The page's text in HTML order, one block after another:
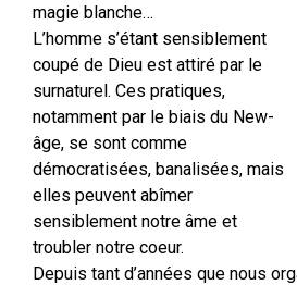
magie blanche…
L’homme s’étant sensiblement
coupé de Dieu est attiré par le
surnaturel. Ces pratiques,
notamment par le biais du New-
âge, se sont comme
démocratisées, banalisées, mais
elles peuvent abîmer
sensiblement notre âme et
troubler notre coeur.
Depuis tant d’années que nous